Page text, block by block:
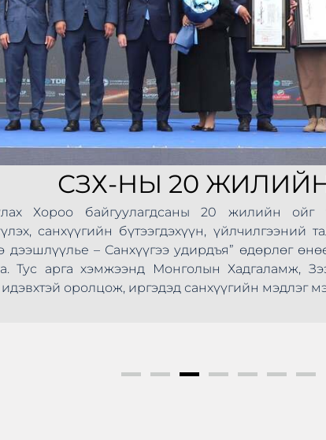
СЗХ-НЫ 20
Хороо байгуулагдсаны 20 жилийн ойг
санхүүгийн бүтээгдэхүүн, үйлчилгээний
дээшлүүлье – Санхүүгээ удирдъя” өдөрлөг
Тус арга хэмжээнд Монголын Хадгаламж,
оролцож, иргэдэд санхүүгийн мэдлэг